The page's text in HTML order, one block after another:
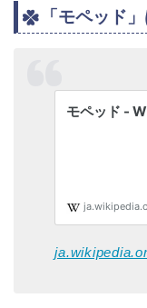
「モペッド